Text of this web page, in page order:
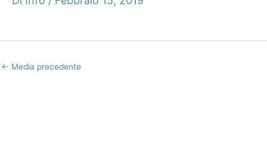
← Media precedente